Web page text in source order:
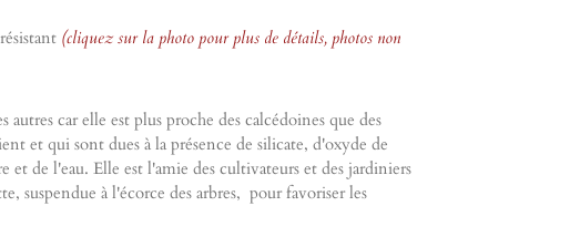
(cliquez sur la photo pour plus de détails, photos non
car elle est plus proche des calcédoines que des
et qui sont dues à la présence de silicate, d'oxyde de
de l'eau. Elle est l'amie des cultivateurs et des jardiniers
suspendue à l'écorce des arbres, pour favoriser les